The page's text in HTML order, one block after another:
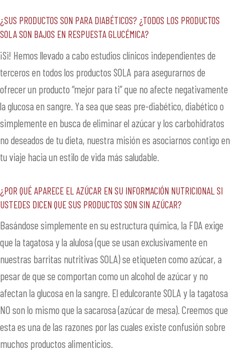
¿Sus productos son para diabéticos? ¿Todos los productos
SOLA son bajos en respuesta glucémica?
¡Si! Hemos llevado a cabo estudios clínicos independientes de
terceros en todos los productos SOLA para asegurarnos de
ofrecer un producto “mejor para ti” que no afecte negativamente
la glucosa en sangre. Ya sea que seas pre-diabético, diabético o
simplemente en busca de eliminar el azúcar y los carbohidratos
no deseados de tu dieta, nuestra misión es asociarnos contigo en
tu viaje hacia un estilo de vida más saludable.
¿Por qué aparece el azúcar en su información nutricional si
ustedes dicen que sus productos son sin azúcar?
Basándose simplemente en su estructura química, la FDA exige
que la tagatosa y la alulosa (que se usan exclusivamente en
nuestras barritas nutritivas SOLA) se etiqueten como azúcar, a
pesar de que se comportan como un alcohol de azúcar y no
afectan la glucosa en la sangre. El edulcorante SOLA y la tagatosa
NO son lo mismo que la sacarosa (azúcar de mesa). Creemos que
esta es una de las razones por las cuales existe confusión sobre
muchos productos alimenticios.